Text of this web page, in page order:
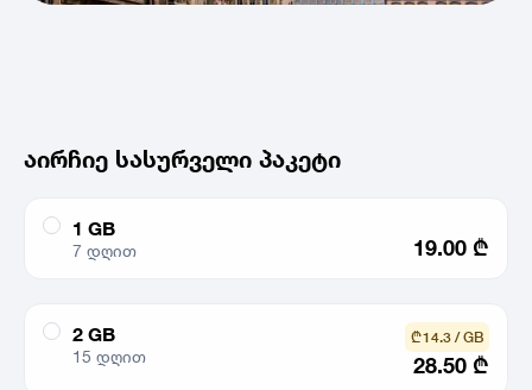
აირჩიე სასურველი პაკეტი
1 GB
7 დღით 19.00 ₾
2 GB
15 დღით
₾ 14.3 / GB
28.50 ₾